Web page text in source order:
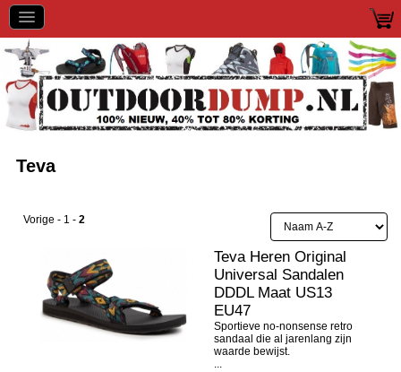
Teva
Vorige - 1 - 2
Teva Heren Original
Universal Sandalen
DDDL Maat US13
EU47
Sportieve no-nonsense retro
sandaal die al jarenlang zijn
waarde bewijst.
...